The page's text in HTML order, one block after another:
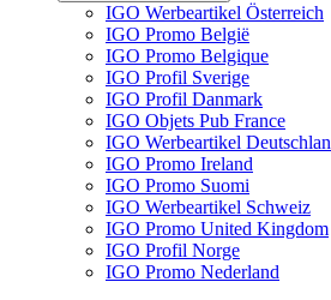
IGO Werbeartikel Österreich
IGO Promo België
IGO Promo Belgique
IGO Profil Sverige
IGO Profil Danmark
IGO Objets Pub France
IGO Werbeartikel
IGO Promo Ireland
IGO Promo Suomi
IGO Werbeartikel Schweiz
IGO Promo United Kingdom
IGO Profil Norge
IGO Promo Nederland